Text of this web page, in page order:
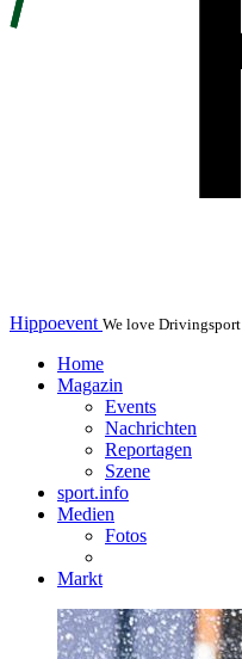
Hippoevent We love Drivingsport
Home
Magazin
Events
Nachrichten
Reportagen
Szene
sport.info
Medien
Fotos
Markt